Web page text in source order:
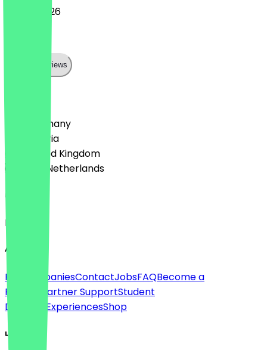
8 June 2026
Show all reviews
🇩🇪 Germany
🇦🇹 Austria
🇬🇧 United Kingdom
🇳🇱 The Netherlands
Language
English
About
For companiesContactJobsFAQBecome a
Partner
Partner SupportStudent
Discount
ExperiencesShop
Legal